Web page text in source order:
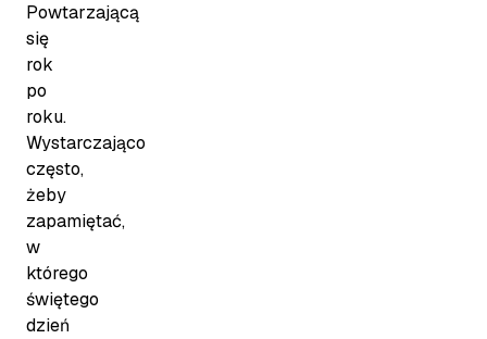
Powtarzającą
się
rok
po
roku.
Wystarczająco
często,
żeby
zapamiętać,
w
którego
świętego
dzień